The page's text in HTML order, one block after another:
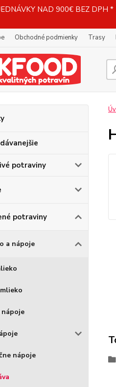
NAD 900€ BEZ DPH
Obchodné podmienky Trasy
potraviny
potraviny
a nápoje
nápoje